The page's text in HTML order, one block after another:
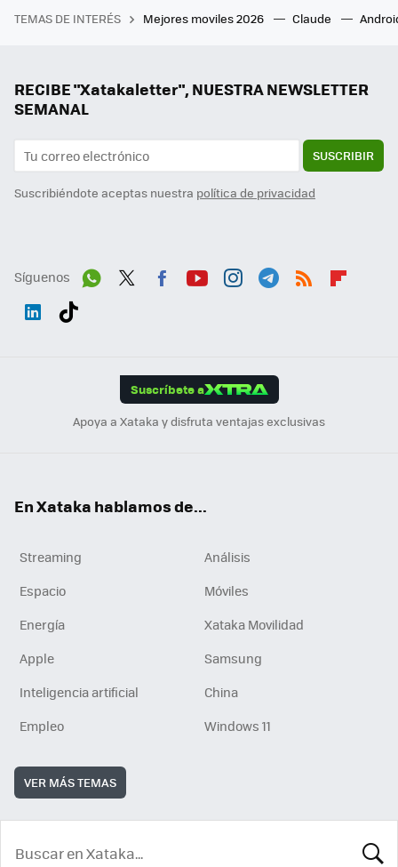
TEMAS DE INTERÉS Mejores moviles 2026 Claude
RECIBE "Xatakaletter", NUESTRA NEWSLETTER
SEMANAL
SUSCRIBIR
Suscribiéndote aceptas nuestra política de privacidad
Síguenos
Suscríbete a
Apoya a Xataka y disfruta ventajas exclusivas
En Xataka hablamos de...
Streaming
Análisis
Espacio
Móviles
Energía
Xataka Movilidad
Apple
Samsung
Inteligencia artificial
China
Empleo
Windows 11
VER MÁS TEMAS